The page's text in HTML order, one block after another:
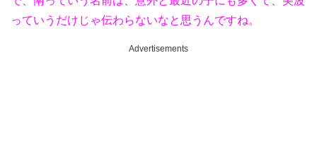
っていうだけじゃ伝わらないなと思うんですね。
Advertisements